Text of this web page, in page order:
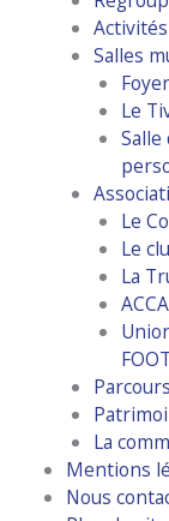
Activités
Salles
Le
Salle
Le
Le
La
ACCA
La
Mentions
Nous